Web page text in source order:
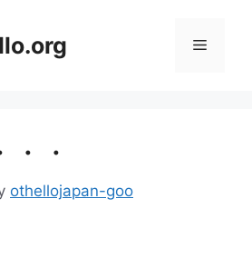
メ
・
othellojapan-goo